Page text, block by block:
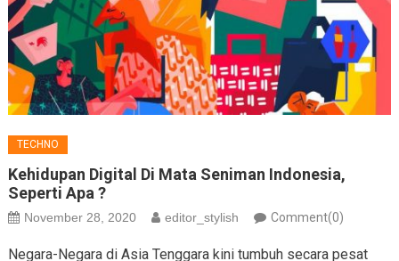
TECHNO
Kehidupan Digital Di Mata Seniman Indonesia,
Seperti Apa ?
November 28, 2020 editor_stylish Comment(0)
Negara-Negara di Asia Tenggara kini tumbuh secara pesat